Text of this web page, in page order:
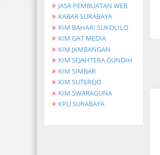
JASA PEMBUATAN WEB
KABAR SURABAYA
KIM BAHARI SUKOLILO
KIM GAT MEDIA
KIM JAMBANGAN
KIM SEJAHTERA GUNDIH
KIM SIMBAR
KIM SUTEREJO
KIM SWARAGUNA
KPU SURABAYA